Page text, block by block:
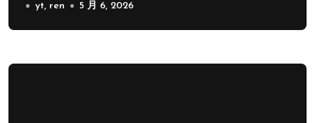
yt, ren 5 月 6, 2026